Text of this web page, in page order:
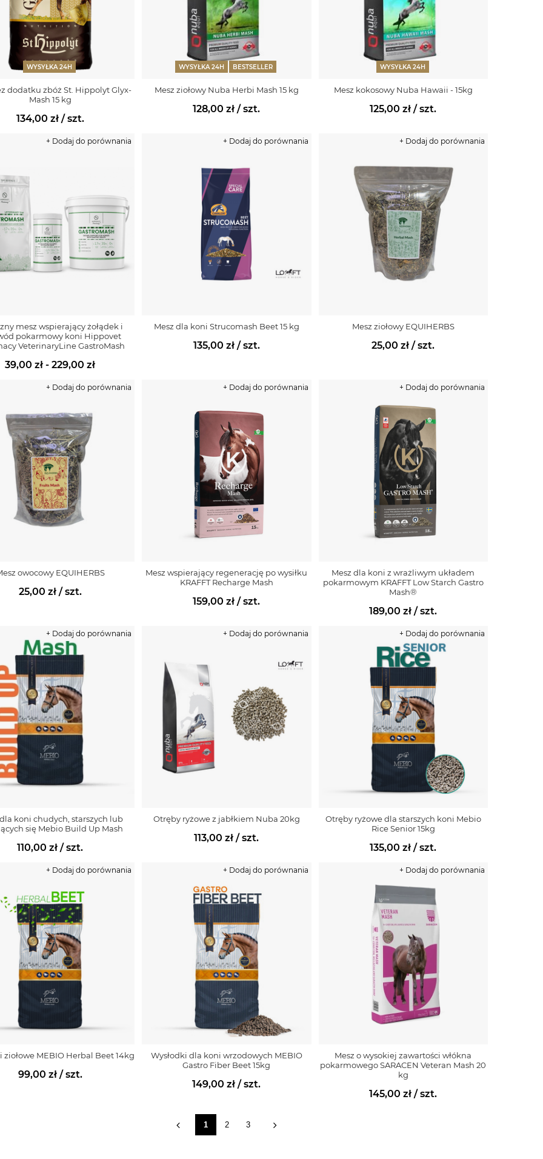
WYSYŁKA 24H
dodatku zbóż St. Hippolyt Glyx-
Mash 15 kg
134,00 zł/ szt.
WYSYŁKA 24H BESTSELLER
Mesz ziołowy Nuba Herbi Mash 15 kg
128,00 zł / szt.
WYSYŁKA 24H
Mesz kokosowy Nuba Hawaii - 15kg
125,00 zł / szt.
mesz wspierający żołądek i
pokarmowy koni Hippovet
VeterinaryLine GastroMash
39,00 zł - 229,00 zł
+ Dodaj do porównania
Mesz dla koni Strucomash Beet 15 kg
135,00 zł/ szt.
+ Dodaj do porównania
Mesz ziołowy EQUIHERBS
25,00 zł / szt.
+ Dodaj do porównania
owocowy EQUIHERBS
25,00 zł/ szt.
+ Dodaj do porównania
Mesz wspierający regenerację po wysiłku
KRAFFT Recharge Mash
159,00 zł / szt.
+ Dodaj do porównania
Mesz dla koni z wrażliwym układem
pokarmowym KRAFFT Low Starch Gastro
Mash®
189,00 zł / szt.
+ Dodaj do porównania
koni chudych, starszych lub
się Mebio Build Up Mash
110,00 zł / szt.
+ Dodaj do porównania
Otręby ryżowe z jabłkiem Nuba 20kg
113,00 zł / szt.
+ Dodaj do porównania
Otręby ryżowe dla starszych koni Mebio
Rice Senior 15kg
135,00 zł / szt.
+ Dodaj do porównania
ziołowe MEBIO Herbal Beet 14kg
99,00 zł/ szt.
+ Dodaj do porównania
Wysłodki dla koni wrzodowych MEBIO
Gastro Fiber Beet 15kg
149,00 zł / szt.
+ Dodaj do porównania
Mesz o wysokiej zawartości włókna
pokarmowego SARACEN Veteran Mash 20
kg
145,00 zł / szt.
+ Dodaj do porównania
1 2 3